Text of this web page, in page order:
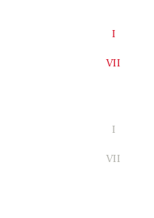
I
VII
I
VII